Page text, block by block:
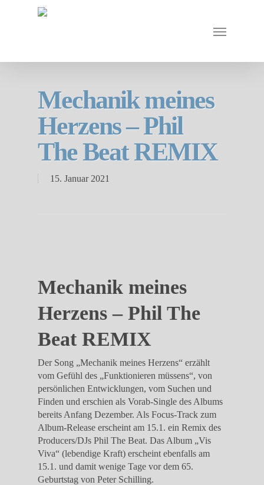
Mechanik meines
Herzens – Phil
The Beat REMIX
15. Januar 2021
Mechanik meines
Herzens – Phil The
Beat REMIX
Der Song „Mechanik meines Herzens“ erzählt
vom Gefühl des „Funktionieren müssens“, von
persönlichen Entwicklungen, vom Suchen und
Finden und erschien als Vorab-Single des Albums
bereits Anfang Dezember. Als Focus-Track zum
Album-Release erscheint am 15.1. ein Remix des
Producers/DJs Phil The Beat. Das Album „Vis
Viva“ (lebendige Kraft) erscheint ebenfalls am
15.1. und damit wenige Tage vor dem 65.
Geburtstag von Peter Schilling.